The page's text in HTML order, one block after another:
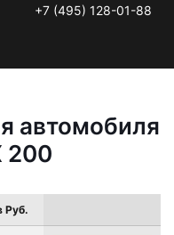
+7 (495) 128-01-88
автомобиля
200
Руб.